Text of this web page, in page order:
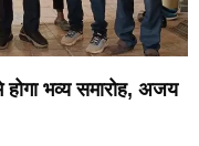
भव्य समारोह, अजय